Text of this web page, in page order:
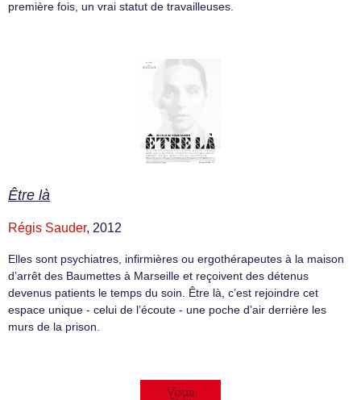
première fois, un vrai statut de travailleuses.
Être là
Régis Sauder, 2012
Elles sont psychiatres, infirmières ou ergothérapeutes à la maison
d’arrêt des Baumettes à Marseille et reçoivent des détenus
devenus patients le temps du soin. Être là, c’est rejoindre cet
espace unique - celui de l’écoute - une poche d’air derrière les
murs de la prison.